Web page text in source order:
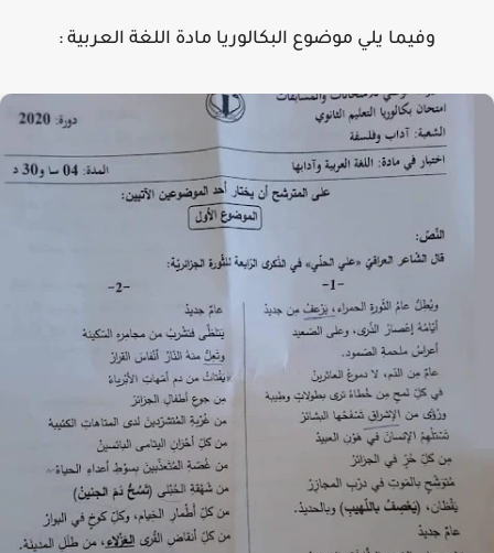
وفيما يلي موضوع البكالوريا مادة اللغة العربية :